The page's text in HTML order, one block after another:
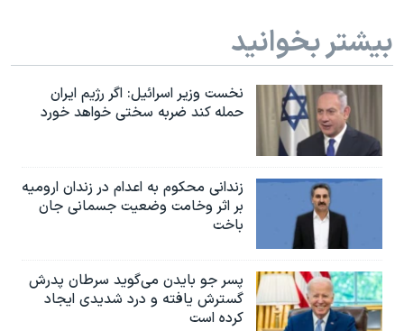
بیشتر بخوانید
نخست وزیر اسرائيل: اگر رژیم ایران
حمله کند ضربه سختی خواهد خورد
زندانی محکوم به اعدام در زندان ارومیه
بر اثر وخامت وضعیت جسمانی جان
باخت
پسر جو بایدن می‌گوید سرطان پدرش
گسترش یافته و درد شدیدی ایجاد
کرده است